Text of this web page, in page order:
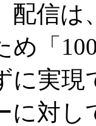
配信は
め「
に実現
に対し